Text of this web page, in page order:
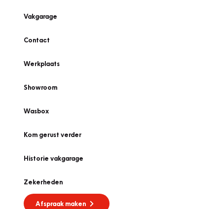
Vakgarage
Contact
Werkplaats
Showroom
Wasbox
Kom gerust verder
Historie vakgarage
Zekerheden
Afspraak maken